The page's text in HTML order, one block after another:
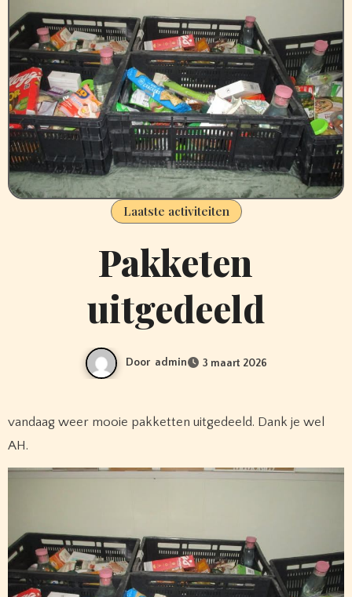
Laatste activiteiten
Pakketen
uitgedeeld
Door admin 3 maart 2026
vandaag weer mooie pakketten uitgedeeld. Dank je wel
AH.